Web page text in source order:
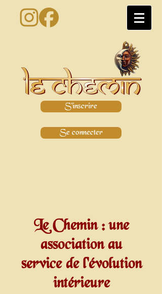
S'inscrire
Se connecter
Le Chemin : une
association au
service de l'évolution
intérieure